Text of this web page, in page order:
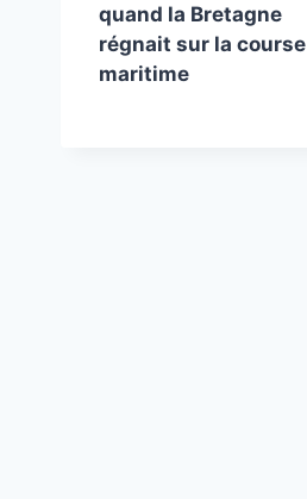
quand la Bretagne
régnait sur la course
maritime